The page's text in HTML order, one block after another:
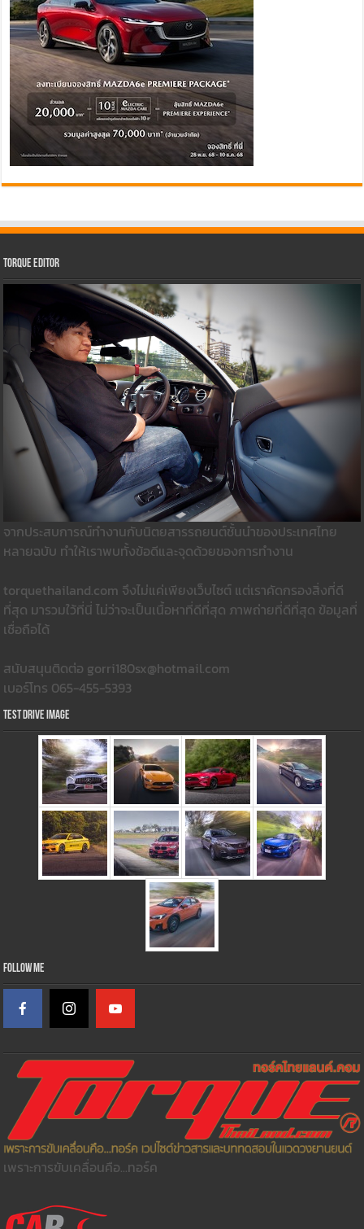
Torque Editor
จากประสบการณ์ทำงานกับนิตยสารรถยนต์ชั้นนำของประเทศไทย
หลายฉบับ ทำให้เราพบทั้งข้อดีและจุดด้วยของการทำงาน
torquethailand.com จึงไม่แค่เพียงเว็บไซต์ แต่เราคัดกรองสิ่งที่ดี
ที่สุด มารวมใว้ที่นี่ ไม่ว่าจะเป็นเนื้อหาที่ดีที่สุด ภาพถ่ายที่ดีที่สุด ข้อมูลที่
เชื่อถือได้
สนับสนุนติดต่อ gorri180sx@hotmail.com
เบอร์โทร 065-455-5393
Test Drive Image
Follow Me
เพราะการขับเคลื่อนคือ...ทอร์ค